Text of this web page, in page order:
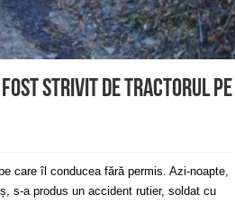
fost strivit de tractorul pe
care îl conducea fără permis. Azi-noapte,
s-a produs un accident rutier, soldat cu